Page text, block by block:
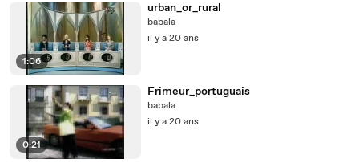
1:06
urban_or_rural
babala
il y a 20 ans
0:21
Frimeur_portuguais
babala
il y a 20 ans